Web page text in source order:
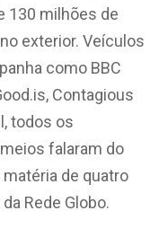
130 milhões de
exterior. Veículos
como BBC
Contagious
todos os
falaram do
de quatro
Rede Globo.